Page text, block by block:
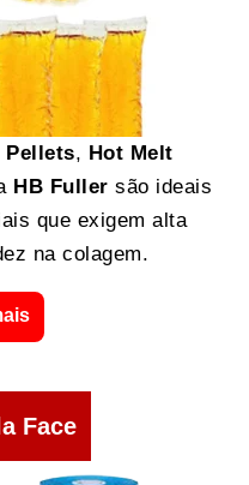
Pellets, Hot Melt
HB Fuller são ideais
que exigem alta
na colagem.
Face